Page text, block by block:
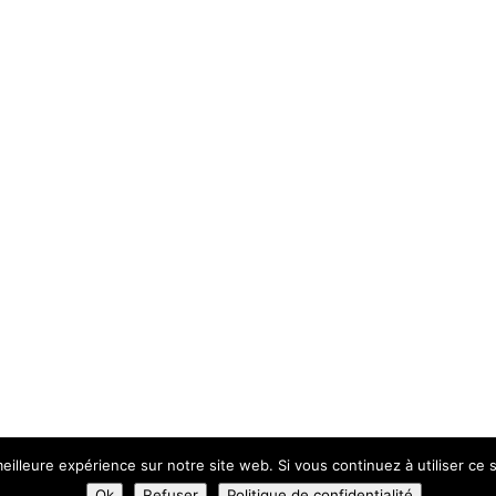
Plan du Site Création Site Internet | VEONEO |
expérience sur notre site web. Si vous continuez à utiliser